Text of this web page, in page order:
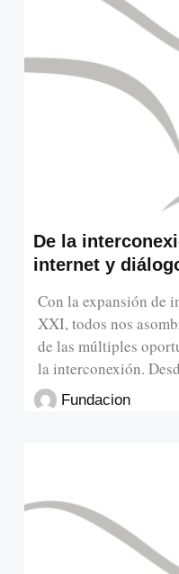
De la
internet y
Con la expansión de
XXI, todos nos
de las múltiples
la interconexión.
Fundacion